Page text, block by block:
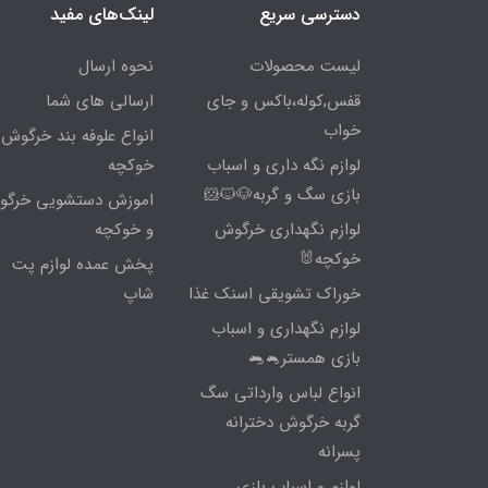
دسترسی سریع
لیست محصولات
قفس,کوله،باکس و جای
خواب
لوازم نگه داری و اسباب
بازی سگ و گربه🐶🐱🐹
لوازم نگهداری خرگوش
خوکچه🐰
خوراک تشویقی اسنک غذا
لوازم نگهداری و اسباب
بازی همستر🐁🐀
انواع لباس وارداتی سگ
گربه خرگوش دخترانه
پسرانه
لینک‌های مفید
نحوه ارسال
ارسالی های شما
انواع علوفه بند
خوکچه
اموزش دستشویی
و خوکچه
پخش عمده لوازم پت
شاپ